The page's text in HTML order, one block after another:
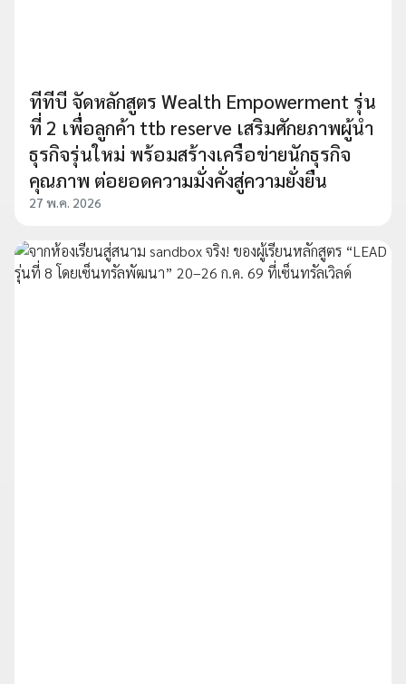
ทีทีบี จัดหลักสูตร Wealth Empowerment รุ่น
ที่ 2 เพื่อลูกค้า ttb reserve เสริมศักยภาพผู้นำ
ธุรกิจรุ่นใหม่ พร้อมสร้างเครือข่ายนักธุรกิจ
คุณภาพ ต่อยอดความมั่งคั่งสู่ความยั่งยืน
27 พ.ค. 2026